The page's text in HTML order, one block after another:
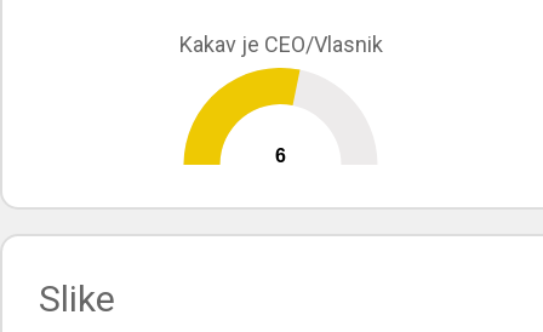
Kakav je CEO/Vlasnik
6
Slike